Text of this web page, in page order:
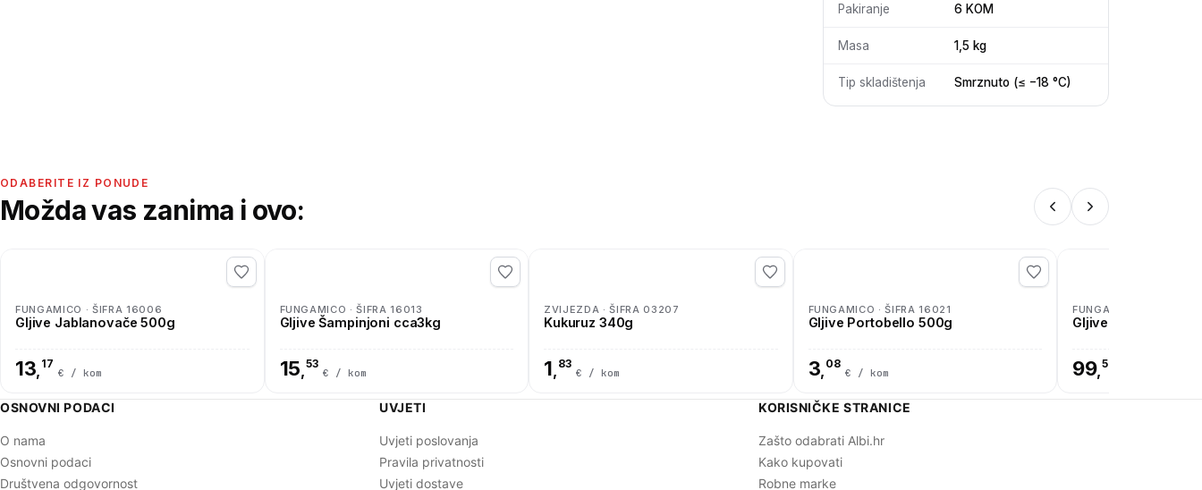
Pakiranje 6 KOM
Masa 1,5 kg
Tip skladištenja Smrznuto (≤ −18 °C)
ODABERITE IZ PONUDE
Možda vas zanima i ovo:
FUNGAMICO · ŠIFRA 16006
Gljive Jablanovače 500g
13, 17
€ / kom
FUNGAMICO · ŠIFRA 16013
Gljive Šampinjoni cca3kg
15,53
€ / kom
ZVIJEZDA · ŠIFRA 03207
Kukuruz 340g
1, 83
€ / kom
FUNGAMICO · ŠIFRA 16021
Gljive Portobello 500g
3, 08
€ / kom
FUNGAMICO · ŠIFRA
Gljive Vrganji
99,54
OSNOVNI PODACI
O nama
Osnovni podaci
Društvena odgovornost
UVJETI
Uvjeti poslovanja
Pravila privatnosti
Uvjeti dostave
KORISNIČKE STRANICE
Zašto odabrati Albi.hr
Kako kupovati
Robne marke